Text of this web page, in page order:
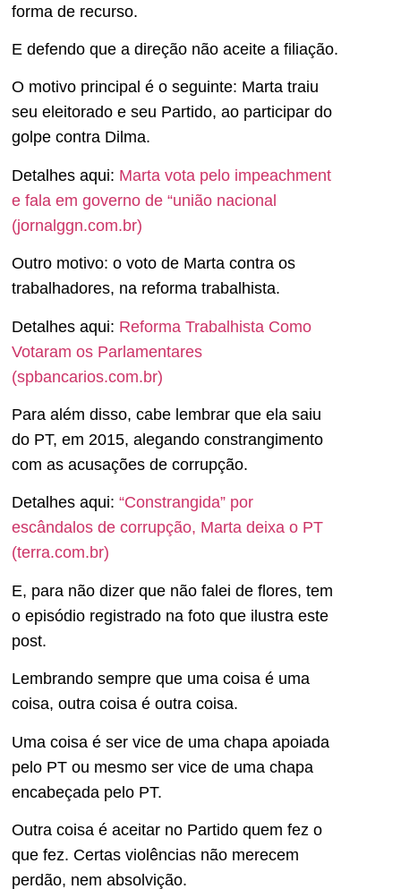
forma de recurso.
E defendo que a direção não aceite a filiação.
O motivo principal é o seguinte: Marta traiu
seu eleitorado e seu Partido, ao participar do
golpe contra Dilma.
Detalhes aqui: Marta vota pelo impeachment
e fala em governo de “união nacional
(jornalggn.com.br)
Outro motivo: o voto de Marta contra os
trabalhadores, na reforma trabalhista.
Detalhes aqui: Reforma Trabalhista Como
Votaram os Parlamentares
(spbancarios.com.br)
Para além disso, cabe lembrar que ela saiu
do PT, em 2015, alegando constrangimento
com as acusações de corrupção.
Detalhes aqui: “Constrangida” por
escândalos de corrupção, Marta deixa o PT
(terra.com.br)
E, para não dizer que não falei de flores, tem
o episódio registrado na foto que ilustra este
post.
Lembrando sempre que uma coisa é uma
coisa, outra coisa é outra coisa.
Uma coisa é ser vice de uma chapa apoiada
pelo PT ou mesmo ser vice de uma chapa
encabeçada pelo PT.
Outra coisa é aceitar no Partido quem fez o
que fez. Certas violências não merecem
perdão, nem absolvição.